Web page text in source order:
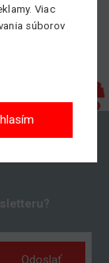
Odoslať
Viac
súborov